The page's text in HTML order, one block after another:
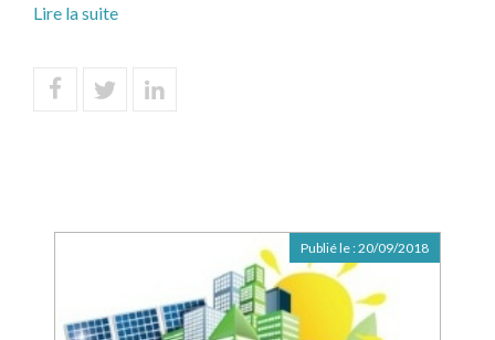
Lire la suite
Publié le :20/09/2018